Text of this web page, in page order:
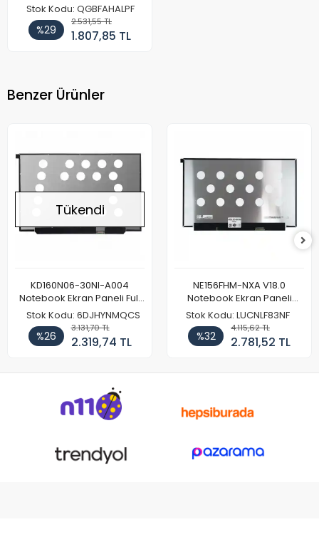
Stok Kodu: QGBFAHALPF
%29
2.531,55 TL
1.807,85 TL
Benzer Ürünler
Tükendi
KD160N06-30NI-A004
Notebook Ekran Paneli Full
HD
Stok Kodu: 6DJHYNMQCS
%26
3.131,70 TL
2.319,74 TL
NE156FHM-NXA V18.0
Notebook Ekran Paneli
144Hz
Stok Kodu: LUCNLF83NF
%32
4.115,62 TL
2.781,52 TL